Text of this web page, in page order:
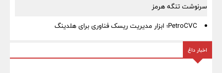
سرنوشت تنگه هرمز
PetroCVC؛ ابزار مدیریت ریسک فناوری برای هلدینگ
اخبار داغ